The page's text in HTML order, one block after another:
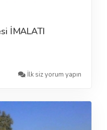
İMALATI
İlk siz yorum yapın